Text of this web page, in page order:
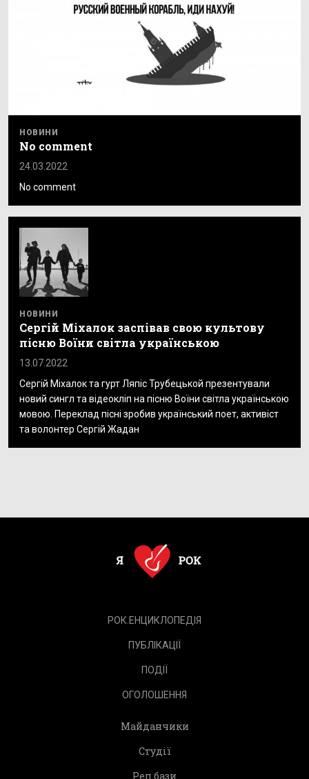
НОВИНИ
No comment
24.03.2022
No comment
НОВИНИ
Сергій Міхалок заспівав свою культову
пісню Воїни світла українською
13.07.2022
Сергій Міхалок та гурт Ляпіс Трубецькой презентували
новий сингл та відеокліп на пісню Воїни світла українською
мовою. Переклад пісні зробив український поет, активіст
та волонтер Сергій Жадан
РОК.ЕНЦИКЛОПЕДІЯ
ПУБЛІКАЦІЇ
ПОДІЇ
ОГОЛОШЕННЯ
Майданчики
Студії
Реп.бази